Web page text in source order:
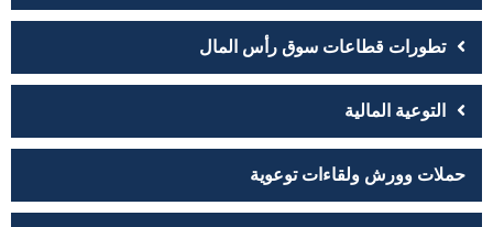
تطورات قطاعات سوق رأس المال
التوعية المالية
حملات وورش ولقاءات توعوية